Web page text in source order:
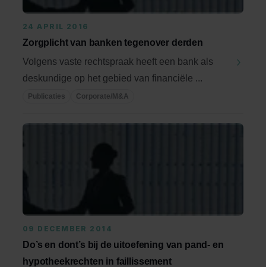
24 APRIL 2016
Zorgplicht van banken tegenover derden
Volgens vaste rechtspraak heeft een bank als
deskundige op het gebied van financiële ...
Publicaties Corporate/M&A
09 DECEMBER 2014
Do’s en dont’s bij de uitoefening van pand- en
hypotheekrechten in faillissement